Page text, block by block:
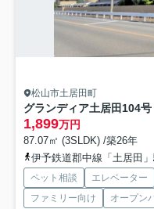
松山市土居田町
グランディア土居田104号
1,899万円
87.07㎡ (3SLDK) /築26年
伊予鉄道郡中線「土居田
ペット相談 エレベーター
ファミリー向け
オープン